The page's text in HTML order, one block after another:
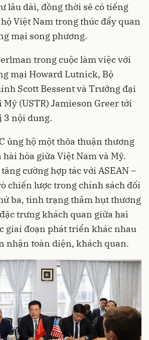
lâu dài, đồng thời sẽ có tiếng
Việt Nam trong thúc đẩy quan
mại song phương.
trong cuộc làm việc với
mại Howard Lutnick, Bộ
Scott Bessent và Trưởng đại
(USTR) Jamieson Greer tới
3 nội dung.
ủng hộ một thỏa thuận thương
hòa giữa Việt Nam và Mỹ.
cường hợp tác với ASEAN –
chiến lược trong chính sách đối
ba, tình trạng thâm hụt thương
trưng khách quan giữa hai
giai đoạn phát triển khác nhau
nhận toàn diện, khách quan.